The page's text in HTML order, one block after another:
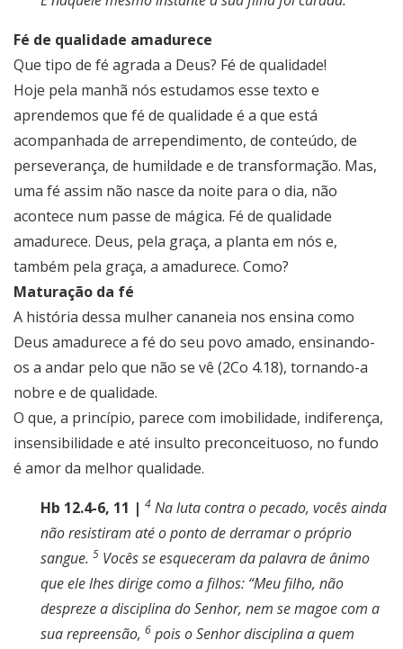
Fé de qualidade amadurece
Que tipo de fé agrada a Deus? Fé de qualidade!
Hoje pela manhã nós estudamos esse texto e
aprendemos que fé de qualidade é a que está
acompanhada de arrependimento, de conteúdo, de
perseverança, de humildade e de transformação. Mas,
uma fé assim não nasce da noite para o dia, não
acontece num passe de mágica. Fé de qualidade
amadurece. Deus, pela graça, a planta em nós e,
também pela graça, a amadurece. Como?
Maturação da fé
A história dessa mulher cananeia nos ensina como
Deus amadurece a fé do seu povo amado, ensinando-
os a andar pelo que não se vê (2Co 4.18), tornando-a
nobre e de qualidade.
O que, a princípio, parece com imobilidade, indiferença,
insensibilidade e até insulto preconceituoso, no fundo
é amor da melhor qualidade.
Hb 12.4-6, 11 | 4 Na luta contra o pecado, vocês ainda
não resistiram até o ponto de derramar o próprio
sangue. 5 Vocês se esqueceram da palavra de ânimo
que ele lhes dirige como a filhos: “Meu filho, não
despreze a disciplina do Senhor, nem se magoe com a
sua repreensão, 6 pois o Senhor disciplina a quem